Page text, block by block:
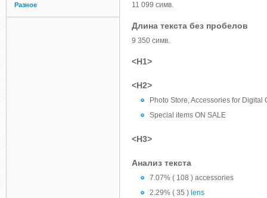
Разное 11 099 симв.
Длина текста без пробелов
9 350 симв.
<H1>
<H2>
Photo Store, Accessories for Digital
Special items ON SALE
<H3>
Анализ текста
7.07% ( 108 ) accessories
2.29% ( 35 ) lens